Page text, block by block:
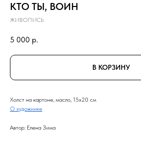
КТО ТЫ, ВОИН
ЖИВОПИСЬ
5 000 р.
В КОРЗИНУ
Холст на картоне, масло, 15x20 см
О художнике
Автор: Елена Зима